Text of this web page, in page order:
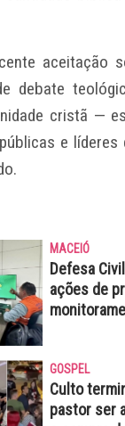
aceitação
debate
cristã —
e líderes
MACEIÓ
Defesa
ações de
GOSPEL
Culto
pastor ser